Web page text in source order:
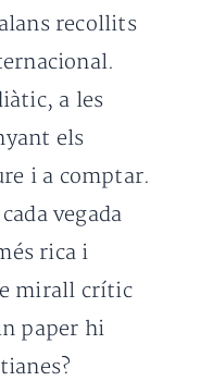
recollits
a les
els
i a comptar.
vegada
rica i
mirall crític
paper hi